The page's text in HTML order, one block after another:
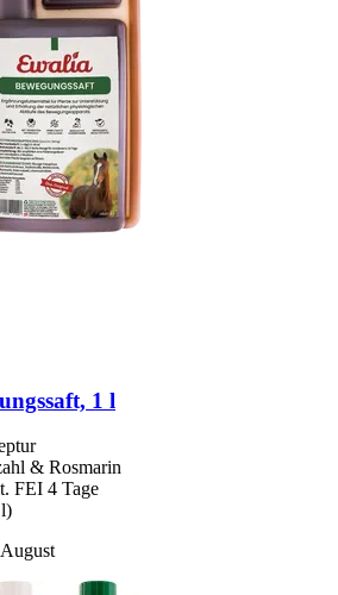
1 l
& Rosmarin
FEI 4 Tage